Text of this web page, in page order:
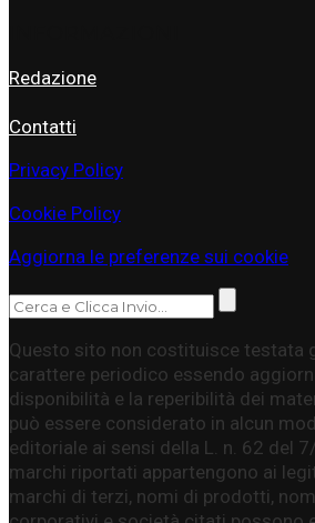
Redazione
Contatti
Privacy Policy
Cookie Policy
Aggiorna le preferenze sui cookie
Questo sito non costituisce testata
carattere periodico essendo
disponibilità e la reperibilità dei
può essere considerato in alcun
editoriale ai sensi della L. n. 62 del
marchi riportati appartengono ai
marchi di terzi, nomi di prodotti,